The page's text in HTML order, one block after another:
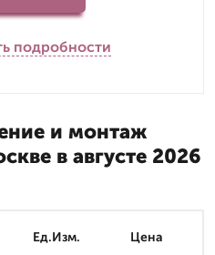
подробности
и монтаж
в августе 2026
Ед.Изм. Цена